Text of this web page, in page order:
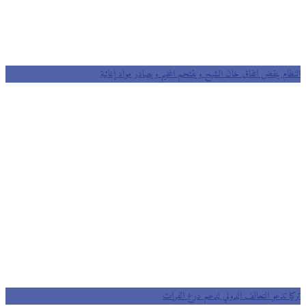
النظام ينقض اتفاق خان الشيح ويقتحم المخيم ويصادر مواد إغاثية
تركيا تدعو التحالف الدولي لدعم درع الفرات